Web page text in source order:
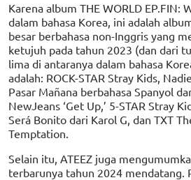
Karena album THE WORLD EP.FIN:
dalam bahasa Korea, ini adalah
besar berbahasa non-Inggris yang
ketujuh pada tahun 2023 (dan dari
lima di antaranya dalam bahasa
adalah: ROCK-STAR Stray Kids,
Pasar Mañana berbahasa Spanyol
NewJeans ‘Get Up,’ 5-STAR Stray
Será Bonito dari Karol G, dan TXT
Temptation.
Selain itu, ATEEZ juga
terbarunya tahun 2024 mendatang.